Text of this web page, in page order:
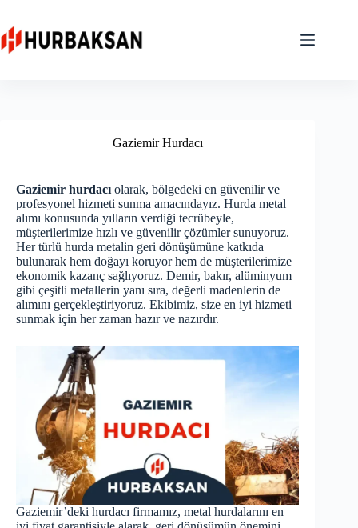
content
Gaziemir Hurdacı
Gaziemir hurdacı olarak, bölgedeki en güvenilir ve
profesyonel hizmeti sunma amacındayız. Hurda metal
alımı konusunda yılların verdiği tecrübeyle,
müşterilerimize hızlı ve güvenilir çözümler sunuyoruz.
Her türlü hurda metalin geri dönüşümüne katkıda
bulunarak hem doğayı koruyor hem de müşterilerimize
ekonomik kazanç sağlıyoruz. Demir, bakır, alüminyum
gibi çeşitli metallerin yanı sıra, değerli madenlerin de
alımını gerçekleştiriyoruz. Ekibimiz, size en iyi hizmeti
sunmak için her zaman hazır ve nazırdır.
Gaziemir’deki hurdacı firmamız, metal hurdalarını en